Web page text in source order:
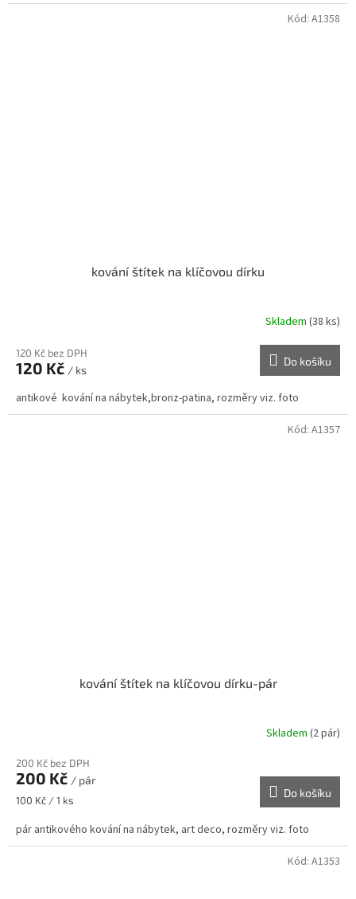
kování štítek na klíčovou dírku
Skladem (38 ks)
120 Kč bez DPH
120 Kč / ks
Do košíku
antikové kování na nábytek,bronz-patina, rozměry viz. foto
Kód: A1358
kování štítek na klíčovou dírku-pár
Skladem (2 pár)
200 Kč bez DPH
200 Kč / pár
Měrná
100 Kč / 1 ks
Do košíku
pár antikového kování na nábytek, art deco, rozměry viz. foto
Kód: A1357
Kód: A1353